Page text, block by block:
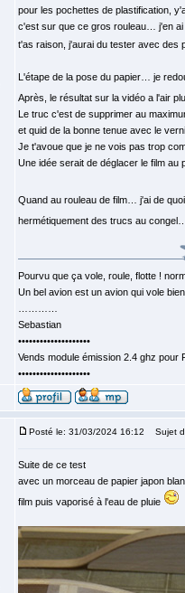
pour les pochettes de plastification,
c'est sur que ce gros rouleau… j'en
t'as raison, j'aurai du tester avec des
L'étape de la pose du papier… je
Après, le résultat sur la vidéo a l'air
Le truc c'est de supprimer au
et quid de la bonne tenue avec le
Je t'avoue que je ne vois pas trop
Une idée serait de déglacer le film
Quand au rouleau de film… j'ai de
hermétiquement des trucs au
Pourvu que ça vole, roule, flotte !
Un bel avion est un avion qui vole
Sebastian
••••••••••••••••••••
Vends module émission 2.4 ghz
••••••••••••••••••••
Posté le: 31/03/2024 16:12 Sujet
Suite de ce test
avec un morceau de papier japon
film puis vaporisé à l'eau de pluie